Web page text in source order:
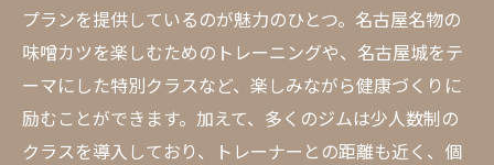
プランを提供しているのが魅力のひとつ。名古屋名物の
味噌カツを楽しむためのトレーニングや、名古屋城をテ
ーマにした特別クラスなど、楽しみながら健康づくりに
励むことができます。加えて、多くのジムは少人数制の
クラスを導入しており、トレーナーとの距離も近く、個